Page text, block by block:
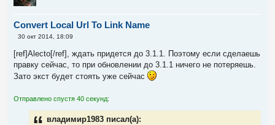
Convert Local Url To Link Name
С
б
щ
н
30 окт 2014, 18:09
[ref]Alecto[/ref], ждать придется до 3.1.1. Поэтому если сделаешь
правку сейчас, то при обновлении до 3.1.1 ничего не потеряешь.
Зато экст будет стоять уже сейчас
Отправлено спустя 40 секунд:
владимир1983 писал(а):